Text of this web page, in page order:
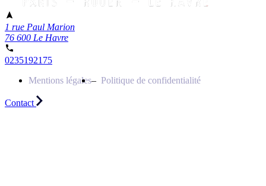
1 rue Paul Marion
76 600 Le Havre
0235192175
Mentions légales
Politique de confidentialité
Contact